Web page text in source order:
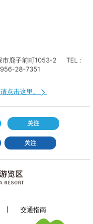
市鹿子前町1053-2
TEL：
28-7351
点击这里。
关注
关注
交通指南